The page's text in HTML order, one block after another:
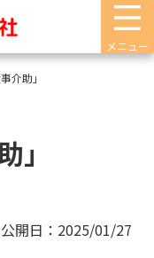
メニュー
介助」
公開日：2025/01/27